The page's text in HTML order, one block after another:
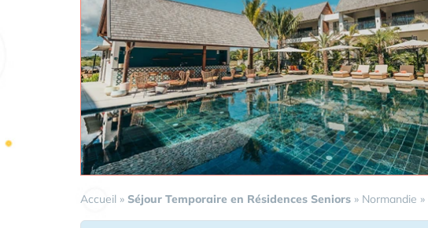
Accueil » Séjour Temporaire en Résidences Seniors » Normandie »